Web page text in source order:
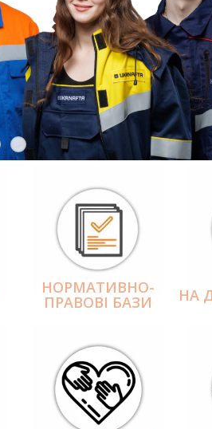
НОРМАТИВНО-
ПРАВОВІ БАЗИ НА